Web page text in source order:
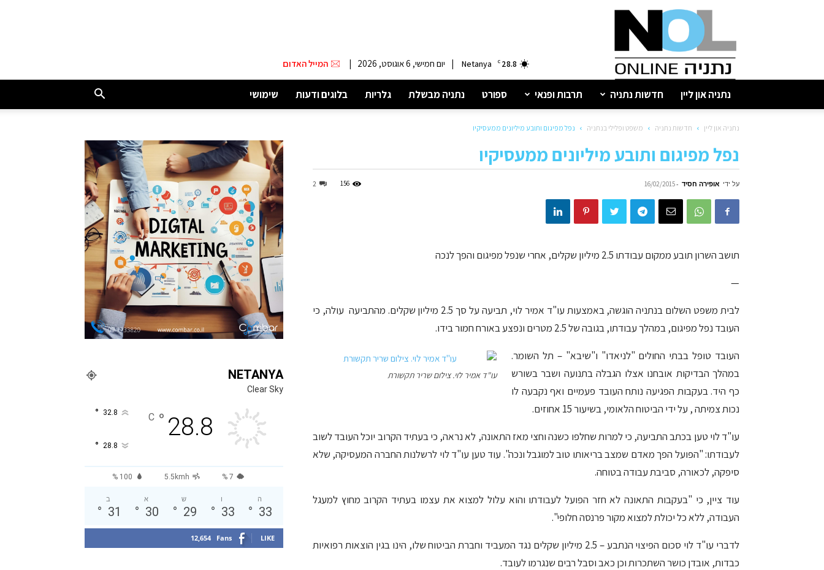
נתניה
28.8
C
Netanya
| יום חמישי, 6 אוגוסט, 2026 | המייל האדום
נתניה און ליין חדשות נתניה תרבות ופנאי ספורט נתניה מבשלת גלריות בלוגים ודעות שימושי
נתניה און ליין חדשות נתניה משפט ופלילי בנתניה נפל מפיגום ותובע מיליונים ממעסיקיו
נפל מפיגום ותובע מיליונים ממעסיקיו
על ידי אופירה חסיד -
16/02/2015
2 156
תושב השרון תובע ממקום עבודתו 2.5 מיליון שקלים, אחרי שנפל מפיגום והפך לנכה
—
לבית משפט השלום בנתניה הוגשה, באמצעות עו"ד אמיר לוי, תביעה על סך 2.5 מיליון שקלים. מהתביעה עולה, כי
העובד נפל מפיגום, במהלך עבודתו, בגובה של 2.5 מטרים ונפצע באורח חמור בידו.
עו"ד אמיר לוי. צילום שריר תקשורת
העובד טופל בבתי החולים "לניאדו" ו"שיבא" – תל השומר.
במהלך הבדיקות אובחנו אצלו הגבלה בתנועה ושבר בשורש
כף היד. בעקבות הפגיעה נותח העובד פעמיים ואף נקבעה לו
נכות צמיתה , על ידי הביטוח הלאומי, בשיעור 15 אחוזים.
עו"ד לוי טען בכתב התביעה, כי למרות שחלפו כשנה וחצי מאז התאונה, לא נראה, כי בעתיד הקרוב יוכל העובד לשוב
לעבודתו: "הפועל הפך מאדם שמצב בריאותו טוב למוגבל ונכה". עוד טען עו"ד לוי לרשלנות החברה המעסיקה, שלא
סיפקה, לכאורה, סביבת עבודה בטוחה.
עוד ציין, כי "בעקבות התאונה לא חזר הפועל לעבודתו והוא עלול למצוא את עצמו בעתיד הקרוב מחוץ למעגל
העבודה, ללא כל יכולת למצוא מקור פרנסה חלופי".
לדברי עו"ד לוי סכום הפיצוי הנתבע – 2.5 מיליון שקלים נגד המעביד וחברת הביטוח שלו, הינו בגין הוצאות רפואיות
כבדות, אובדן כושר השתכרות וכן כאב וסבל רבים שנגרמו לעובד.
NETANYA
Clear Sky
28.8
°
C
32.8
°
28.8
°
100 % 5.5kmh 7 %
ה
33
°
ו
33
°
ש
29
°
א
30
°
ב
31
°
12,654 Fans LIKE